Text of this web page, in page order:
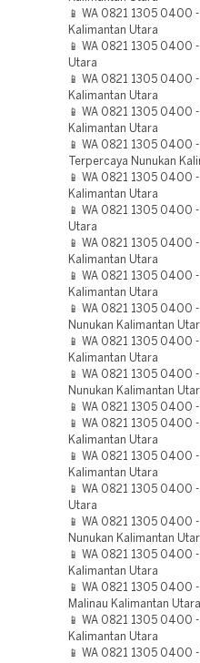
📱 WA 0821 1305 0400
Kalimantan Utara
📱 WA 0821 1305 0400
Utara
📱 WA 0821 1305 0400
Kalimantan Utara
📱 WA 0821 1305 0400
Kalimantan Utara
📱 WA 0821 1305 0400
Terpercaya Nunukan
📱 WA 0821 1305 0400
Kalimantan Utara
📱 WA 0821 1305 0400
Utara
📱 WA 0821 1305 0400
Kalimantan Utara
📱 WA 0821 1305 0400
Kalimantan Utara
📱 WA 0821 1305 0400
Nunukan Kalimantan
📱 WA 0821 1305 0400
Kalimantan Utara
📱 WA 0821 1305 0400
Nunukan Kalimantan
📱 WA 0821 1305 0400
📱 WA 0821 1305 0400
Kalimantan Utara
📱 WA 0821 1305 0400
Kalimantan Utara
📱 WA 0821 1305 0400
Utara
📱 WA 0821 1305 0400
Nunukan Kalimantan
📱 WA 0821 1305 0400
Kalimantan Utara
📱 WA 0821 1305 0400
Malinau Kalimantan Utara
📱 WA 0821 1305 0400
Kalimantan Utara
📱 WA 0821 1305 0400